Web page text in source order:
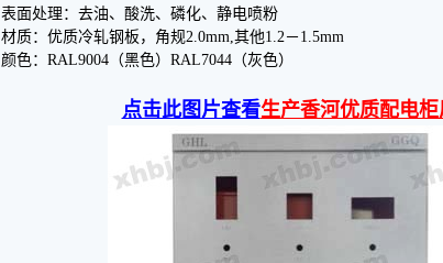
表面处理：去油、酸洗、磷化、静电喷粉
材质：优质冷轧钢板，角规2.0mm,其他1.2－1.5mm
颜色：RAL9004（黑色）RAL7044（灰色）
点击此图片查看生产香河优质配电柜